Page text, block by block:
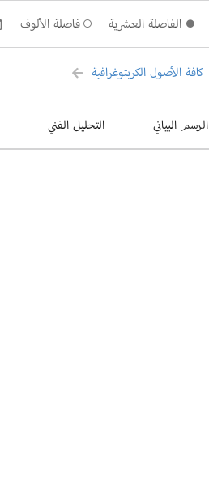
الفاصلة العشرية فاصلة الألوف
كافة الأصول الكربتوغرافية
الرسم البياني التحليل الفني